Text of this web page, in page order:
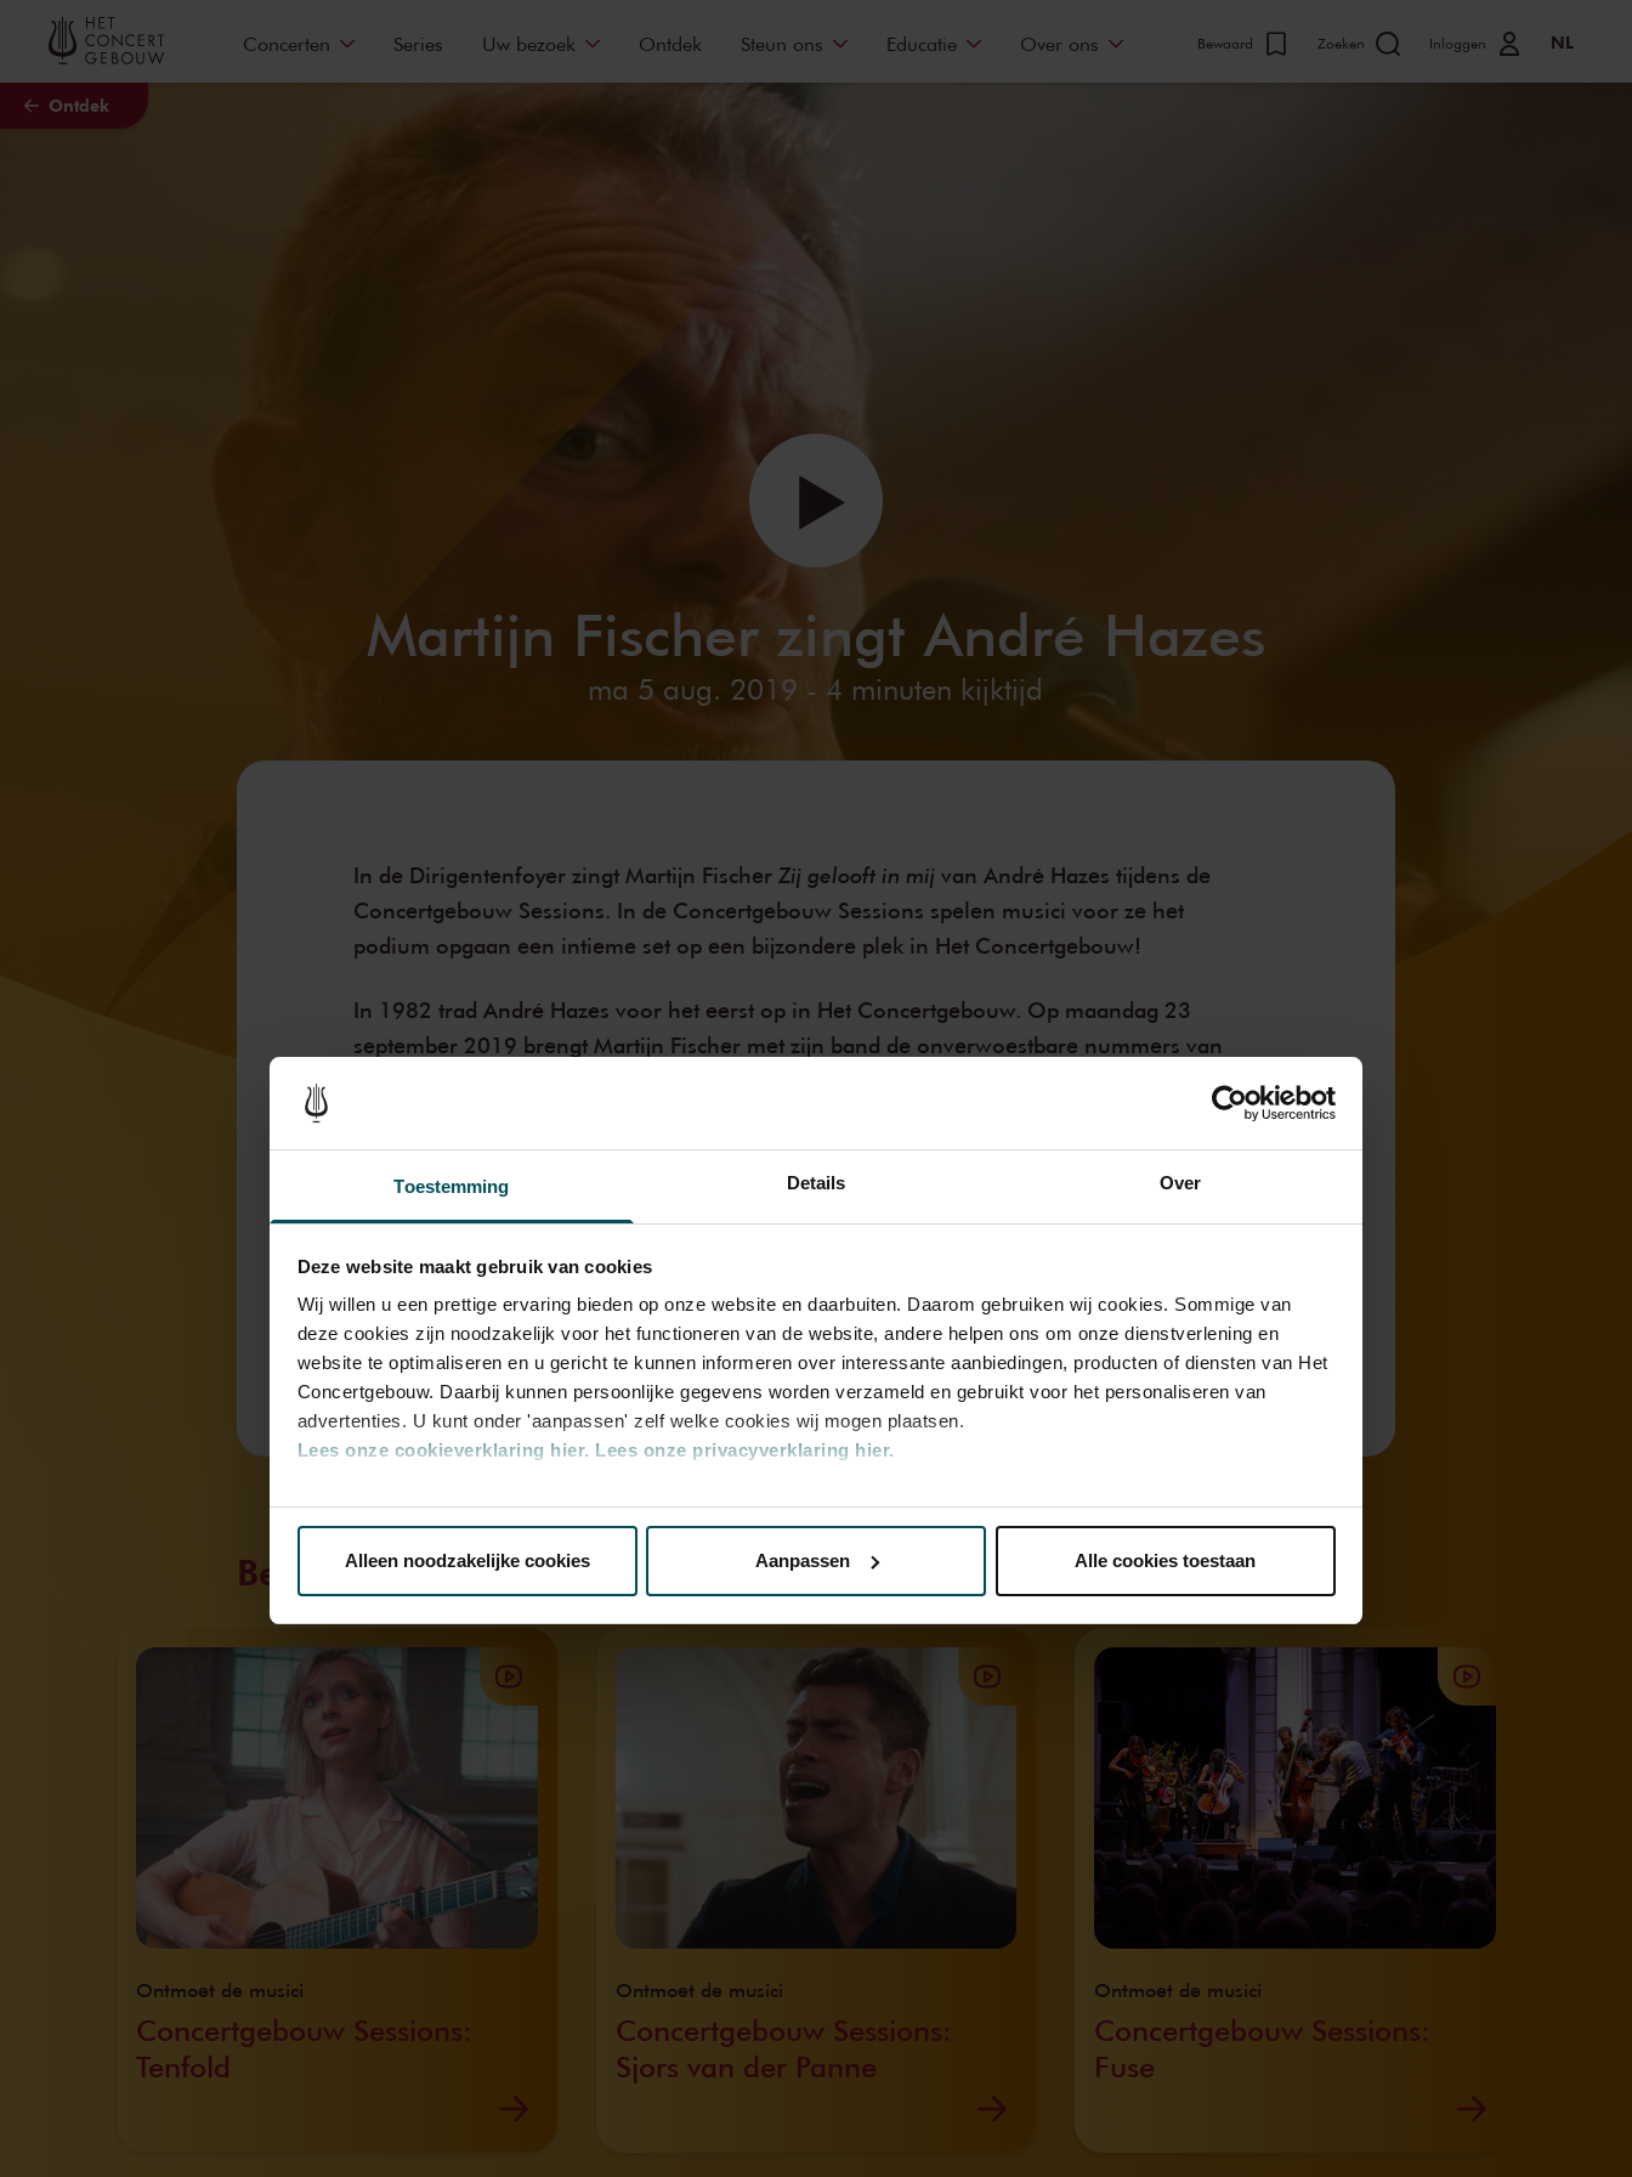
Toestemming Details Over
Deze website maakt gebruik van cookies
Wij willen u een prettige ervaring bieden op onze website en daarbuiten. Daarom gebruiken wij cookies. Sommige van
deze cookies zijn noodzakelijk voor het functioneren van de website, andere helpen ons om onze dienstverlening en
website te optimaliseren en u gericht te kunnen informeren over interessante aanbiedingen, producten of diensten van Het
Concertgebouw. Daarbij kunnen persoonlijke gegevens worden verzameld en gebruikt voor het personaliseren van
advertenties. U kunt onder 'aanpassen' zelf welke cookies wij mogen plaatsen.
Lees onze cookieverklaring hier. Lees onze privacyverklaring hier.
Via decookieverklaringop onze website kunt u uw toestemming op elk moment wijzigen of intrekken.
We werken samen met32 derdendie uw gegevens kunnen ontvangen en verwerken.
Alleen noodzakelijke cookies Aanpassen Alle cookies toestaan
Naar hoofdcontent
Ontdek
Concerten Series Uw bezoek Ontdek Steun ons Educatie Over ons Bewaard Zoeken Inloggen NL
Martijn Fischer zingt André Hazes
ma 5 aug. 2019 - 4 minuten kijktijd
In de Dirigentenfoyer zingt Martijn Fischer Zij gelooft in mij van André Hazes tijdens de
Concertgebouw Sessions. In de Concertgebouw Sessions spelen musici voor ze het
podium opgaan een intieme set op een bijzondere plek in Het Concertgebouw!
In 1982 trad André Hazes voor het eerst op in Het Concertgebouw. Op maandag 23
september 2019 brengt Martijn Fischer met zijn band de onverwoestbare nummers van
Onderdeel van
Bekijk ook eens
Concertgebouw Sessions:
Tenfold
Ontmoet de musici
Concertgebouw Sessions:
Sjors van der Panne
Ontmoet de musici
Concertgebouw Sessions:
Fuse
Ontmoet de musici